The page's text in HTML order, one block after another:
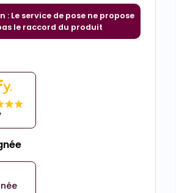
: Le service de pose ne propose
le raccord du produit